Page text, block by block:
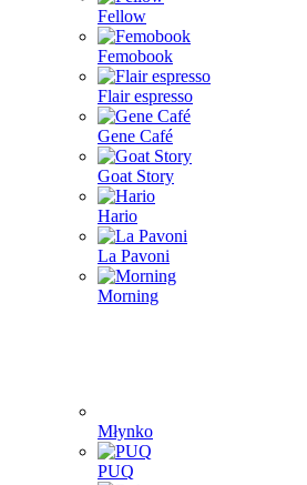
Fellow
Femobook
Flair espresso
Gene Café
Goat Story
Hario
La Pavoni
Morning
Młynko
PUQ